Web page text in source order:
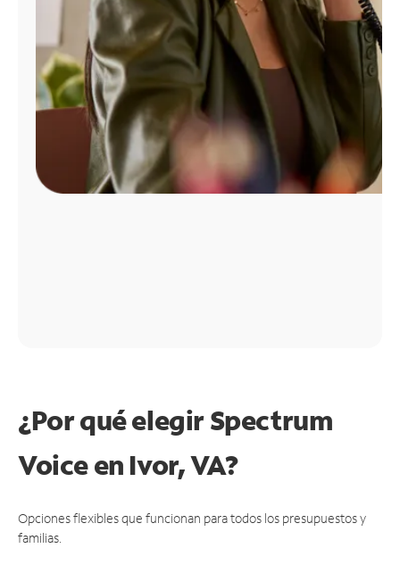
¿Por qué elegir Spectrum
Voice en Ivor, VA?
Opciones flexibles que funcionan para todos los presupuestos y
familias.